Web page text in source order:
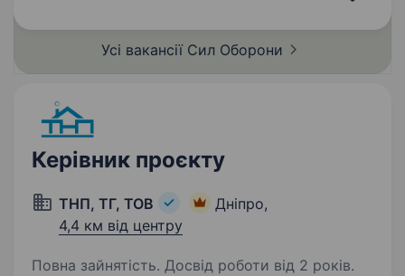
Усі вакансії Сил Оборони
Керівник проєкту
ТНП, ТГ, ТОВ
Дніпро,
4,4 км від центру
Повна зайнятість. Досвід роботи від 2 років.